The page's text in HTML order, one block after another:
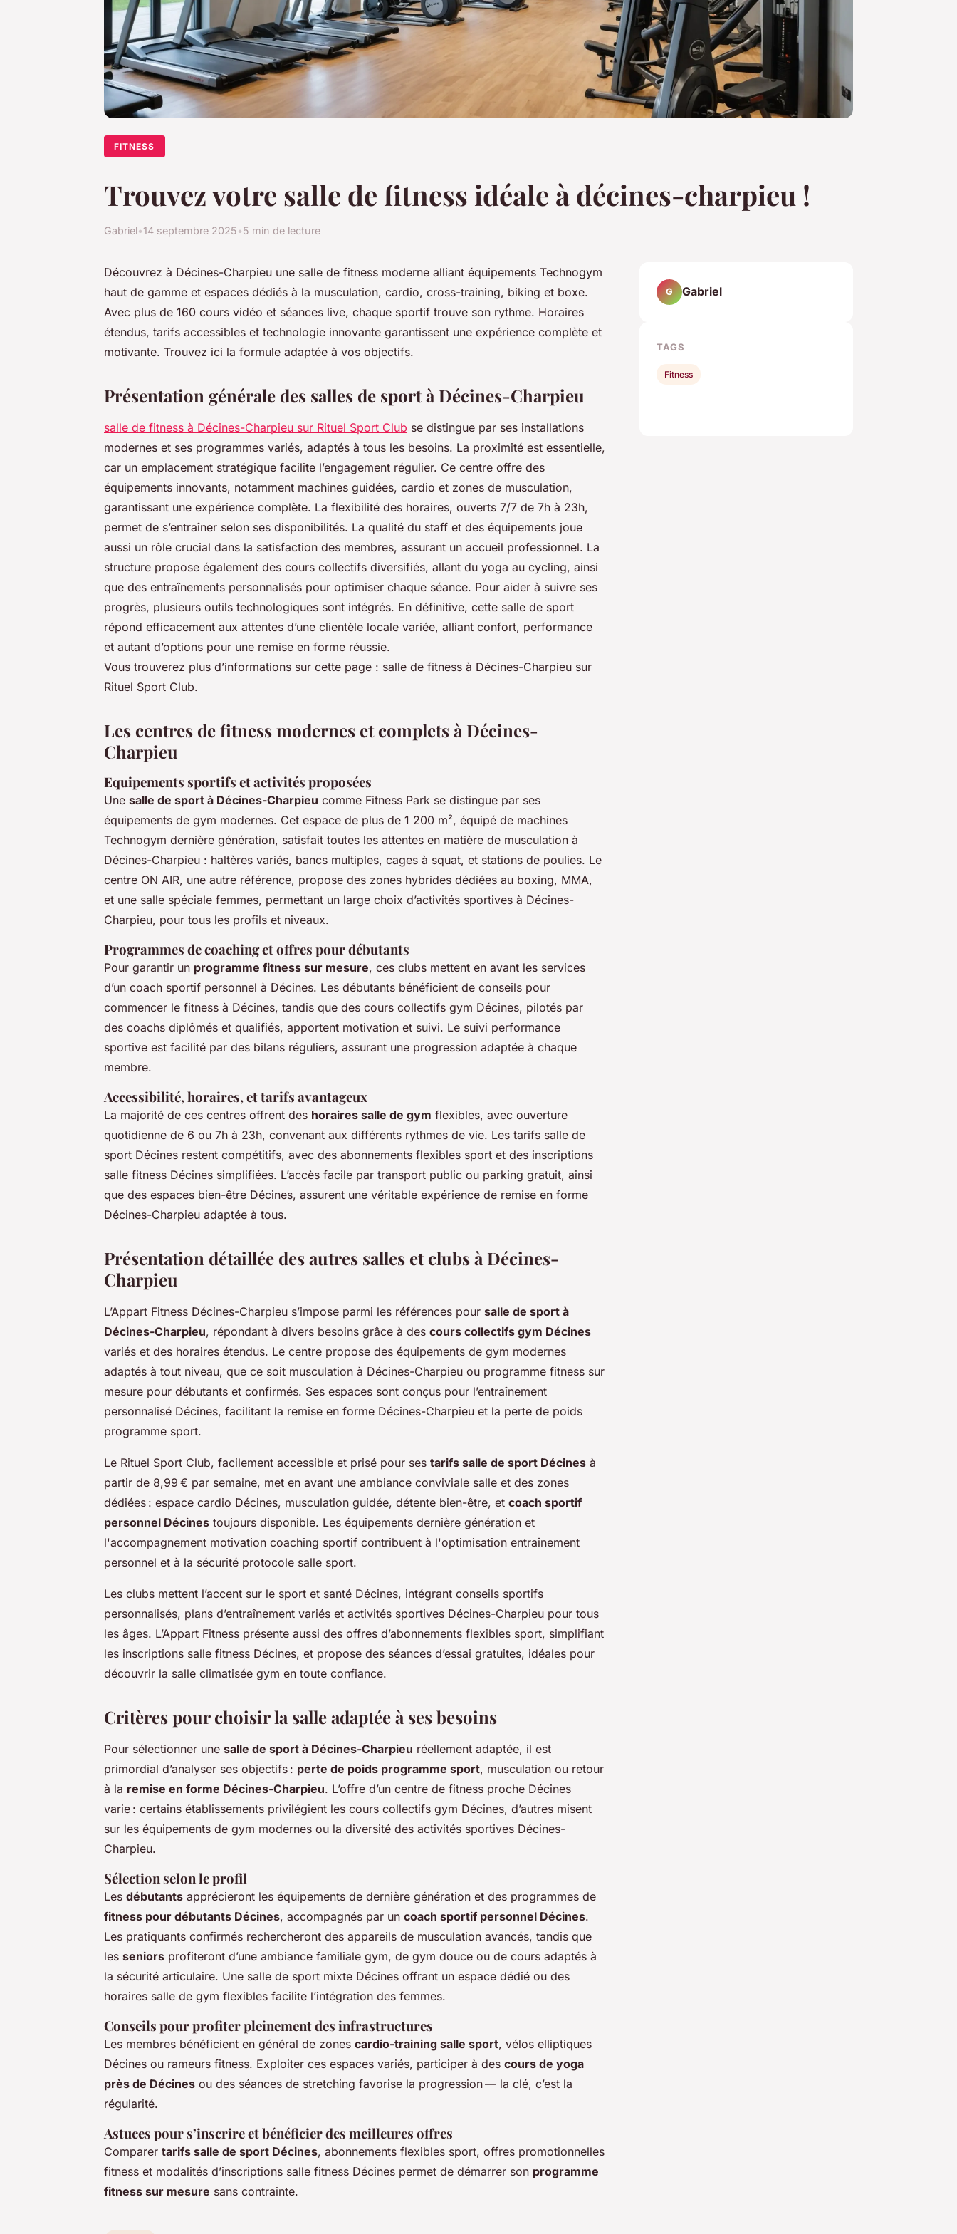
FITNESS
Trouvez votre salle de fitness idéale à décines-charpieu !
Gabriel•14 septembre 2025•5 min de lecture
Découvrez à Décines-Charpieu une salle de fitness moderne alliant équipements Technogym
haut de gamme et espaces dédiés à la musculation, cardio, cross-training, biking et boxe.
Avec plus de 160 cours vidéo et séances live, chaque sportif trouve son rythme. Horaires
étendus, tarifs accessibles et technologie innovante garantissent une expérience complète et
motivante. Trouvez ici la formule adaptée à vos objectifs.
Présentation générale des salles de sport à Décines-Charpieu
salle de fitness à Décines-Charpieu sur Rituel Sport Club se distingue par ses installations
modernes et ses programmes variés, adaptés à tous les besoins. La proximité est essentielle,
car un emplacement stratégique facilite l’engagement régulier. Ce centre offre des
équipements innovants, notamment machines guidées, cardio et zones de musculation,
garantissant une expérience complète. La flexibilité des horaires, ouverts 7/7 de 7h à 23h,
permet de s’entraîner selon ses disponibilités. La qualité du staff et des équipements joue
aussi un rôle crucial dans la satisfaction des membres, assurant un accueil professionnel. La
structure propose également des cours collectifs diversifiés, allant du yoga au cycling, ainsi
que des entraînements personnalisés pour optimiser chaque séance. Pour aider à suivre ses
progrès, plusieurs outils technologiques sont intégrés. En définitive, cette salle de sport
répond efficacement aux attentes d’une clientèle locale variée, alliant confort, performance
et autant d’options pour une remise en forme réussie.
Vous trouverez plus d’informations sur cette page : salle de fitness à Décines-Charpieu sur
Rituel Sport Club.
Les centres de fitness modernes et complets à Décines-
Charpieu
Equipements sportifs et activités proposées
Une salle de sport à Décines-Charpieu comme Fitness Park se distingue par ses
équipements de gym modernes. Cet espace de plus de 1 200 m², équipé de machines
Technogym dernière génération, satisfait toutes les attentes en matière de musculation à
Décines-Charpieu : haltères variés, bancs multiples, cages à squat, et stations de poulies. Le
centre ON AIR, une autre référence, propose des zones hybrides dédiées au boxing, MMA,
et une salle spéciale femmes, permettant un large choix d’activités sportives à Décines-
Charpieu, pour tous les profils et niveaux.
Programmes de coaching et offres pour débutants
Pour garantir un programme fitness sur mesure, ces clubs mettent en avant les services
d’un coach sportif personnel à Décines. Les débutants bénéficient de conseils pour
commencer le fitness à Décines, tandis que des cours collectifs gym Décines, pilotés par
des coachs diplômés et qualifiés, apportent motivation et suivi. Le suivi performance
sportive est facilité par des bilans réguliers, assurant une progression adaptée à chaque
membre.
Accessibilité, horaires, et tarifs avantageux
La majorité de ces centres offrent des horaires salle de gym flexibles, avec ouverture
quotidienne de 6 ou 7h à 23h, convenant aux différents rythmes de vie. Les tarifs salle de
sport Décines restent compétitifs, avec des abonnements flexibles sport et des inscriptions
salle fitness Décines simplifiées. L’accès facile par transport public ou parking gratuit, ainsi
que des espaces bien-être Décines, assurent une véritable expérience de remise en forme
Décines-Charpieu adaptée à tous.
Présentation détaillée des autres salles et clubs à Décines-
Charpieu
L’Appart Fitness Décines-Charpieu s’impose parmi les références pour salle de sport à
Décines-Charpieu, répondant à divers besoins grâce à des cours collectifs gym Décines
variés et des horaires étendus. Le centre propose des équipements de gym modernes
adaptés à tout niveau, que ce soit musculation à Décines-Charpieu ou programme fitness sur
mesure pour débutants et confirmés. Ses espaces sont conçus pour l’entraînement
personnalisé Décines, facilitant la remise en forme Décines-Charpieu et la perte de poids
programme sport.
Le Rituel Sport Club, facilement accessible et prisé pour ses tarifs salle de sport Décines à
partir de 8,99 € par semaine, met en avant une ambiance conviviale salle et des zones
dédiées : espace cardio Décines, musculation guidée, détente bien-être, et coach sportif
personnel Décines toujours disponible. Les équipements dernière génération et
l'accompagnement motivation coaching sportif contribuent à l'optimisation entraînement
personnel et à la sécurité protocole salle sport.
Les clubs mettent l’accent sur le sport et santé Décines, intégrant conseils sportifs
personnalisés, plans d’entraînement variés et activités sportives Décines-Charpieu pour tous
les âges. L’Appart Fitness présente aussi des offres d’abonnements flexibles sport, simplifiant
les inscriptions salle fitness Décines, et propose des séances d’essai gratuites, idéales pour
découvrir la salle climatisée gym en toute confiance.
Critères pour choisir la salle adaptée à ses besoins
Pour sélectionner une salle de sport à Décines-Charpieu réellement adaptée, il est
primordial d’analyser ses objectifs : perte de poids programme sport, musculation ou retour
à la remise en forme Décines-Charpieu. L’offre d’un centre de fitness proche Décines
varie : certains établissements privilégient les cours collectifs gym Décines, d’autres misent
sur les équipements de gym modernes ou la diversité des activités sportives Décines-
Charpieu.
Sélection selon le profil
Les débutants apprécieront les équipements de dernière génération et des programmes de
fitness pour débutants Décines, accompagnés par un coach sportif personnel Décines.
Les pratiquants confirmés rechercheront des appareils de musculation avancés, tandis que
les seniors profiteront d’une ambiance familiale gym, de gym douce ou de cours adaptés à
la sécurité articulaire. Une salle de sport mixte Décines offrant un espace dédié ou des
horaires salle de gym flexibles facilite l’intégration des femmes.
Conseils pour profiter pleinement des infrastructures
Les membres bénéficient en général de zones cardio-training salle sport, vélos elliptiques
Décines ou rameurs fitness. Exploiter ces espaces variés, participer à des cours de yoga
près de Décines ou des séances de stretching favorise la progression — la clé, c’est la
régularité.
Astuces pour s’inscrire et bénéficier des meilleures offres
Comparer tarifs salle de sport Décines, abonnements flexibles sport, offres promotionnelles
fitness et modalités d’inscriptions salle fitness Décines permet de démarrer son programme
fitness sur mesure sans contrainte.
G Gabriel
TAGS
Fitness